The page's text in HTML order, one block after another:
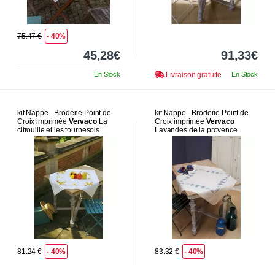
75.47 € - 40%
45,28€
En Stock
91,33€
Livraison gratuite En Stock
kit Nappe - Broderie Point de
Croix imprimée VervacoLa
citrouille et les tournesols
81.24 € - 40%
kit Nappe - Broderie Point de
Croix imprimée Vervaco
Lavandes de la provence
83.32 € - 40%